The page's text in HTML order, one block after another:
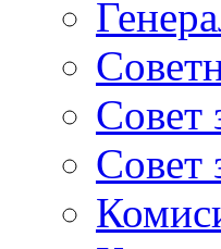
Совет
Совет